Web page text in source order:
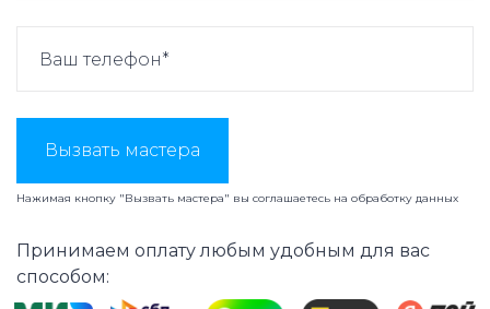
Вызвать мастера
Нажимая кнопку "Вызвать мастера" вы соглашаетесь на обработку данных
Принимаем оплату любым удобным для вас
способом: